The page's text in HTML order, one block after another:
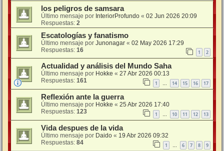
los peligros de samsara
Último mensaje por InteriorProfundo « 02 Jun 2026 20:09
Respuestas: 2
Escatologías y fanatismo
Último mensaje por Junonagar « 02 May 2026 17:29
Respuestas: 16 1 2
Actualidad y análisis del Mundo Saha
Último mensaje por Hokke « 27 Abr 2026 00:13
Respuestas: 161 1 … 14 15 16 17
Reflexión ante la guerra
Último mensaje por Hokke « 25 Abr 2026 17:40
Respuestas: 123 1 10 11 12 13
Vida despues de la vida
Último mensaje por Daido « 19 Abr 2026 09:32
Respuestas: 84 1 6 7 8 9